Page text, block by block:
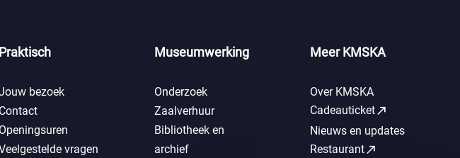
Praktisch
bezoek
Contact
Openingsuren
vragen
Museumwerking
Onderzoek
Zaalverhuur
Bibliotheek en
archief
Meer KMSKA
Over KMSKA
Cadeauticketcall_made
Nieuws en updates
Restaurantcall_made